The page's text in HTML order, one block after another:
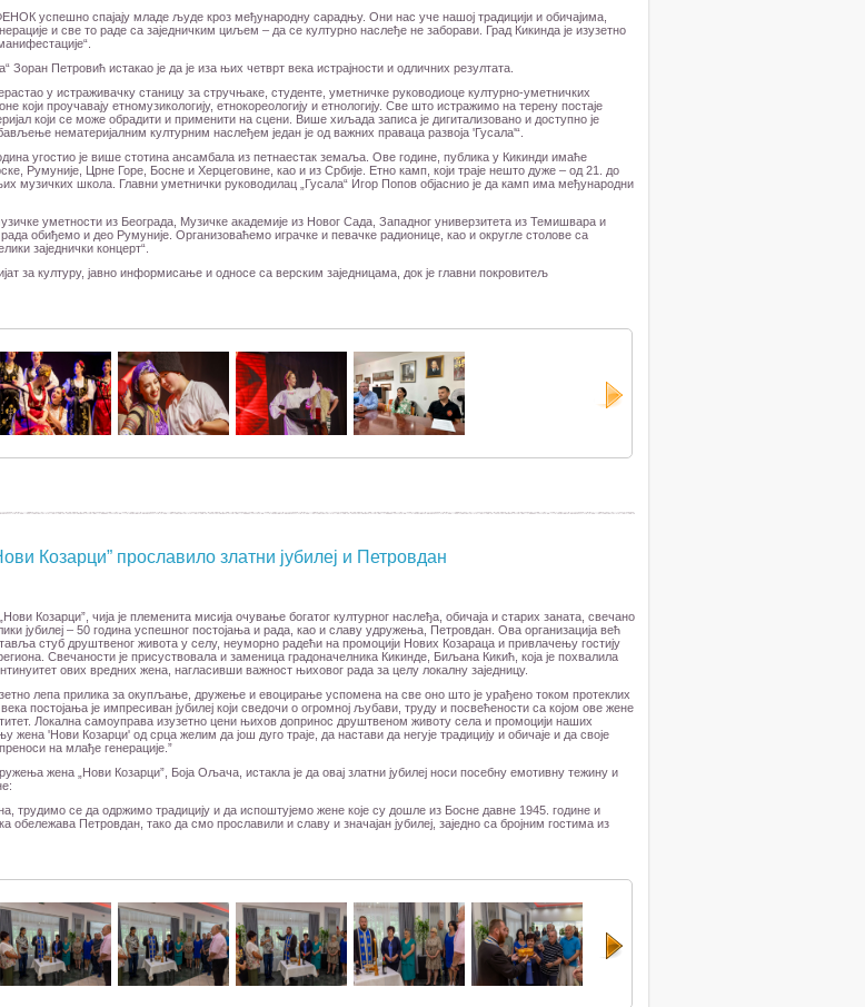
успешно спајају младе људе кроз међународну сарадњу. Они нас уче нашој традицији и обичајима,
и све то раде са заједничким циљем – да се културно наслеђе не заборави. Град Кикинда је изузетно
Зоран Петровић истакао је да је иза њих четврт века истрајности и одличних резултата.
у истраживачку станицу за стручњаке, студенте, уметничке руководиоце културно-уметничких
који проучавају етномузикологију, етнокореологију и етнологију. Све што истражимо на терену постаје
који се може обрадити и применити на сцени. Више хиљада записа је дигитализовано и доступно је
нематеријалним културним наслеђем један је од важних праваца развоја 'Гусала'“.
угостио је више стотина ансамбала из петнаестак земаља. Ове године, публика у Кикинди имаће
Румуније, Црне Горе, Босне и Херцеговине, као и из Србије. Етно камп, који траје нешто дуже – од 21. до
музичких школа. Главни уметнички руководилац „Гусала“ Игор Попов објаснио је да камп има међународни
уметности из Београда, Музичке академије из Новог Сада, Западног универзитета из Темишвара и
обиђемо и део Румуније. Организоваћемо играчке и певачке радионице, као и округле столове са
заједнички концерт“.
за културу, јавно информисање и односе са верским заједницама, док је главни покровитељ
Козарци” прославило златни јубилеј и Петровдан
Козарци”, чија је племенита мисија очување богатог културног наслеђа, обичаја и старих заната, свечано
јубилеј – 50 година успешног постојања и рада, као и славу удружења, Петровдан. Ова организација већ
стуб друштвеног живота у селу, неуморно радећи на промоцији Нових Козараца и привлачењу гостију
Свечаности је присуствовала и заменица градоначелника Кикинде, Биљана Кикић, која је похвалила
ових вредних жена, нагласивши важност њиховог рада за целу локалну заједницу.
лепа прилика за окупљање, дружење и евоцирање успомена на све оно што је урађено током протеклих
постојања је импресиван јубилеј који сведочи о огромној љубави, труду и посвећености са којом ове жене
Локална самоуправа изузетно цени њихов допринос друштвеном животу села и промоцији наших
жена 'Нови Козарци' од срца желим да још дуго траје, да настави да негује традицију и обичаје и да своје
на млађе генерације.”
жена „Нови Козарци”, Боја Ољача, истакла је да овај златни јубилеј носи посебну емотивну тежину и
трудимо се да одржимо традицију и да испоштујемо жене које су дошле из Босне давне 1945. године и
Петровдан, тако да смо прославили и славу и значајан јубилеј, заједно са бројним гостима из